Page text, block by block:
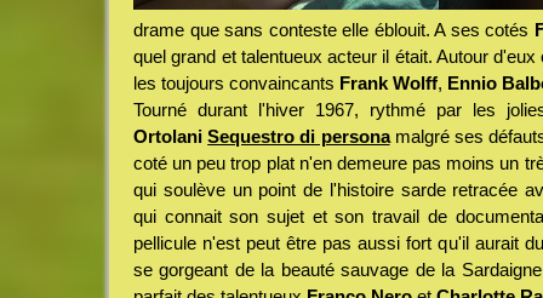
drame que sans conteste elle éblouit. A ses cotés
quel grand et talentueux acteur il était. Autour
les toujours convaincants Frank Wolff, Ennio
Tourné durant l'hiver 1967, rythmé par les
Ortolani Sequestro di personamalgré ses
coté un peu trop plat n'en demeure pas moins un
qui soulève un point de l'histoire sarde retracée
qui connait son sujet et son travail de
pellicule n'est peut être pas aussi fort qu'il aurait
se gorgeant de la beauté sauvage de la